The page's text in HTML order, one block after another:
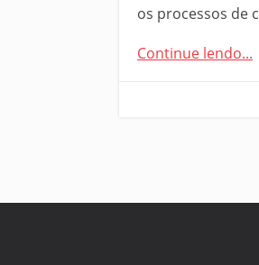
os processos de
Continue lendo...